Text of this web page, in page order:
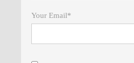
Your Email*